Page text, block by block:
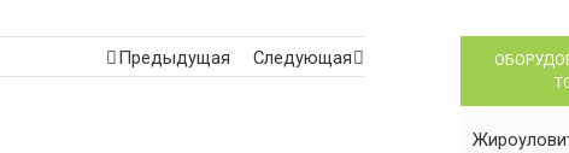
Предыдущая Следующая